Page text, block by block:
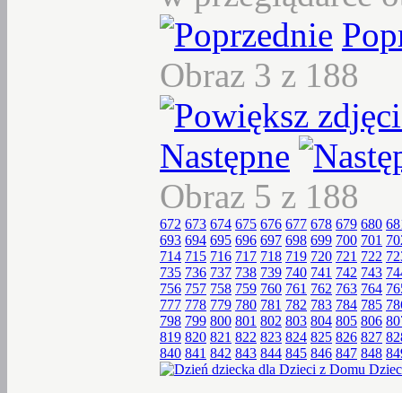
Obraz 3 z 188
Następne
Obraz 5 z 188
672 673 674 675 676 677 678 679 680
693 694 695 696 697 698 699 700 701
714 715 716 717 718 719 720 721 722
735 736 737 738 739 740 741 742 743
756 757 758 759 760 761 762 763 764
777 778 779 780 781 782 783 784 785
798 799 800 801 802 803 804 805 806
819 820 821 822 823 824 825 826 827
840 841 842 843 844 845 846 847 848